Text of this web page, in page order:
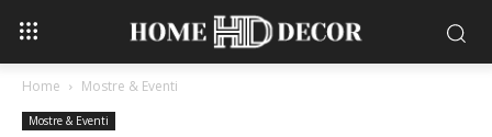
Home Mostre & Eventi
Mostre & Eventi